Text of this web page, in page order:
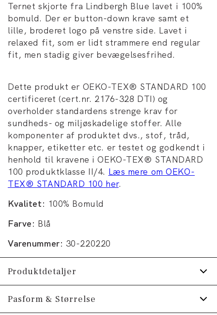
Ternet skjorte fra Lindbergh Blue lavet i 100%
bomuld. Der er button-down krave samt et
lille, broderet logo på venstre side. Lavet i
relaxed fit, som er lidt strammere end regular
fit, men stadig giver bevægelsesfrihed.
Dette produkt er OEKO-TEX® STANDARD 100
certificeret (cert.nr. 2176-328 DTI) og
overholder standardens strenge krav for
sundheds- og miljøskadelige stoffer. Alle
komponenter af produktet dvs., stof, tråd,
knapper, etiketter etc. er testet og godkendt i
henhold til kravene i OEKO-TEX® STANDARD
100 produktklasse II/4. Læs mere om OEKO-
TEX® STANDARD 100 her.
Kvalitet: 100% Bomuld
Farve: Blå
Varenummer: 30-220220
Produktdetaljer
Skjorten har button-down krave.
Pasform & Størrelse